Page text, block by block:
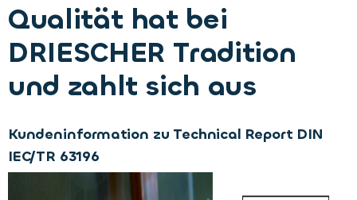
Qualität hat bei
DRIESCHER Tradition
und zahlt sich aus
Kundeninformation zu Technical Report DIN
IEC/TR 63196